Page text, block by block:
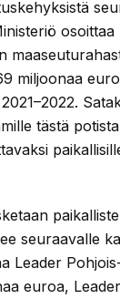
osoittaa
miljoonaa
tästä
seuraavalle
Leader
euroa,